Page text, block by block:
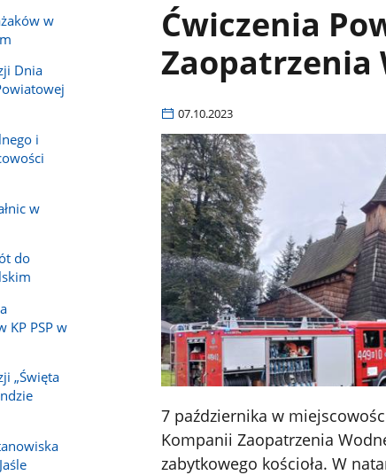
w
Dnia
i
w
do
KP PSP w
„Święta
Ćwiczenia
Zaopatrzenia
07.10.2023
7 października w
Kompanii Zaopatrzenia
zabytkowego kościoła. W